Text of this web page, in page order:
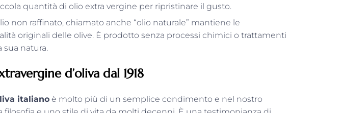
quantità di olio extra vergine per ripristinare il gusto.
non raffinato, chiamato anche “olio naturale” mantiene le
originali delle olive. È prodotto senza processi chimici o trattamenti
sua natura.
d’oliva dal 1918
italiano è molto più di un semplice condimento e nel nostro